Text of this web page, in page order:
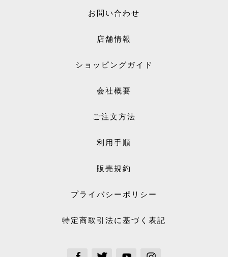
お問い合わせ
店舗情報
ショッピングガイド
会社概要
ご注文方法
利用手順
販売規約
プライバシーポリシー
特定商取引法に基づく表記
See our FacebookSee our TwitterSee our Youtube channel
See our Instagram Plus